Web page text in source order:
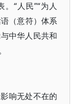
“人民”“为人
（意符）体系
中华人民共和
响无处不在的